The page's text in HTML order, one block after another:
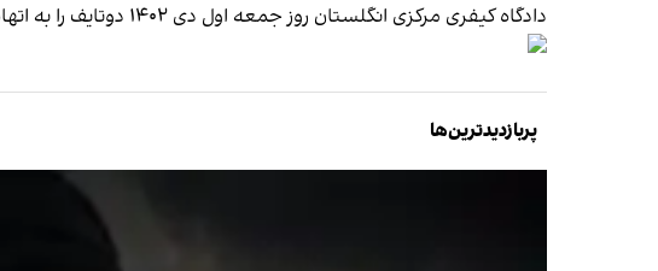
دادگاه کیفری مرکزی انگلستان روز جمعه اول دی ۱۴۰۲ دوتایف را به اتهام «اقدام تروریستی علیه ایران‌اینترنشنال» به سه سال و شش ماه زندان
پربازدیدترین‌ها